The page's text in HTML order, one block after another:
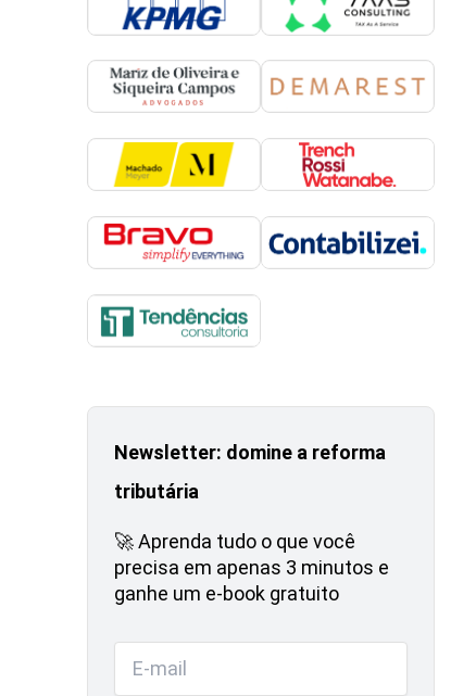
Newsletter: domine a reforma
tributária
🚀 Aprenda tudo o que você
precisa em apenas 3 minutos e
ganhe um e-book gratuito